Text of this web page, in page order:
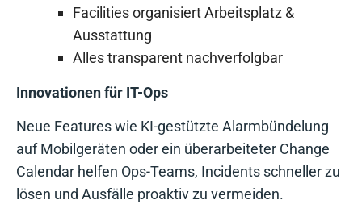
Facilities organisiert Arbeitsplatz &
Ausstattung
Alles transparent nachverfolgbar
Innovationen für IT-Ops
Neue Features wie KI-gestützte Alarmbündelung
auf Mobilgeräten oder ein überarbeiteter Change
Calendar helfen Ops-Teams, Incidents schneller zu
lösen und Ausfälle proaktiv zu vermeiden.